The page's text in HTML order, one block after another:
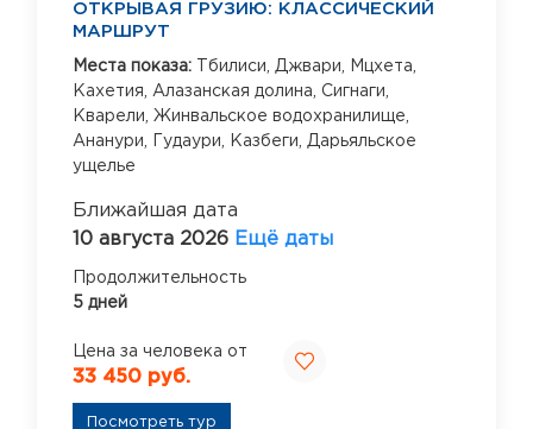
ОТКРЫВАЯ ГРУЗИЮ: КЛАССИЧЕСКИЙ
МАРШРУТ
Места показа: Тбилиси, Джвари,
Мцхета,
Кахетия, Алазанская долина, Сигнаги,
Кварели, Жинвальское водохранилище,
Ананури,
Гудаури, Казбеги, Дарьяльское
ущелье
Ближайшая дата
10 августа 2026 Ещё даты
Продолжительность
5 дней
Цена за человека от
33 450 руб.
Посмотреть тур